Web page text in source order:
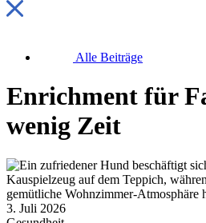
Alle Beiträge
Enrichment für
wenig Zeit
3. Juli 2026